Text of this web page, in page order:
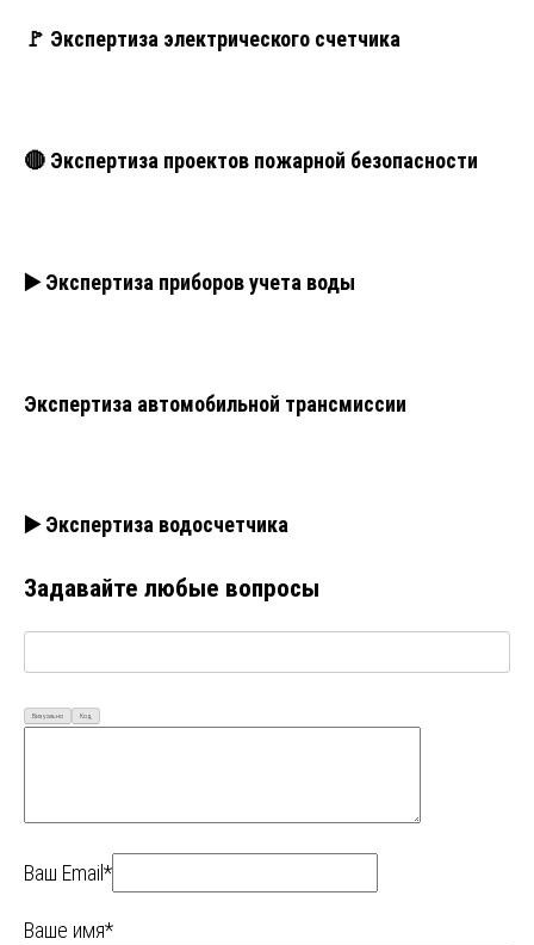
🚩 Экспертиза электрического счетчика
🔴 Экспертиза проектов пожарной безопасности
▶️ Экспертиза приборов учета воды
Экспертиза автомобильной трансмиссии
▶️ Экспертиза водосчетчика
Задавайте любые вопросы
Визуально Код
Ваш Email*
Ваше имя*